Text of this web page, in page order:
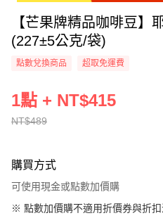
【芒果牌精品咖啡豆】
(227±5公克/袋)
點數兌換商品 超取免運費
NT$489
1點 + NT$415
購買方式
可使用現金或點數加價購
※ 點數加價購不適用折價券與折